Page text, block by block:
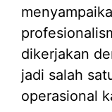
dikerjakan
jadi salah
operasional